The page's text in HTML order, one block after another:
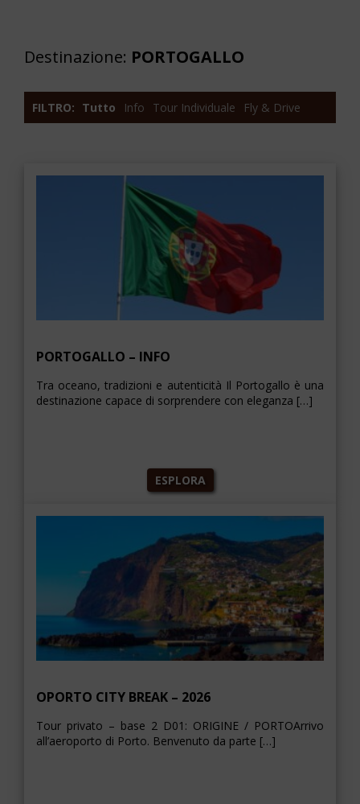
Destinazione: PORTOGALLO
FILTRO: Tutto Info Tour Individuale Fly & Drive
PORTOGALLO – INFO
Tra oceano, tradizioni e autenticità Il Portogallo è una
destinazione capace di sorprendere con eleganza […]
ESPLORA
OPORTO CITY BREAK – 2026
Tour privato – base 2 D01: ORIGINE / PORTOArrivo
all’aeroporto di Porto. Benvenuto da parte […]